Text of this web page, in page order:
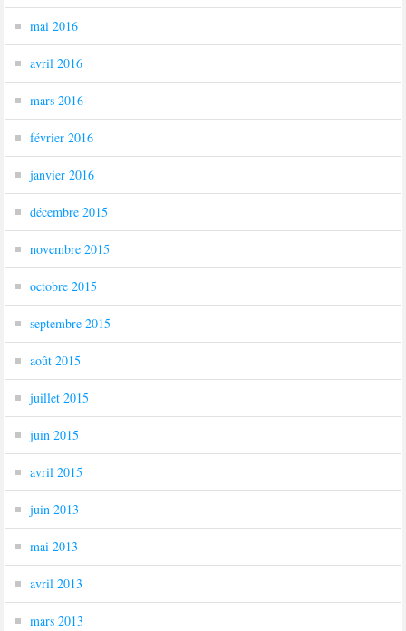
mai 2016
avril 2016
mars 2016
février 2016
janvier 2016
décembre 2015
novembre 2015
octobre 2015
septembre 2015
août 2015
juillet 2015
juin 2015
avril 2015
juin 2013
mai 2013
avril 2013
mars 2013